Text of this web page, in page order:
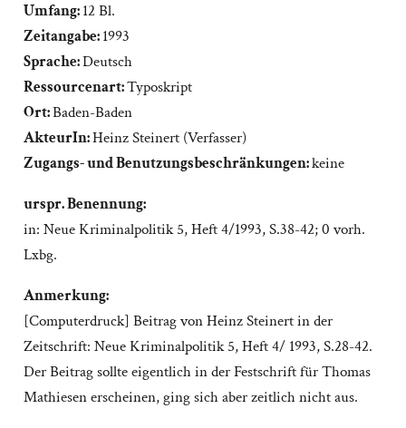
Umfang:12 Bl.
Zeitangabe:1993
Sprache:Deutsch
Ressourcenart:Typoskript
Ort:Baden-Baden
AkteurIn:Heinz Steinert (Verfasser)
Zugangs- und Benutzungsbeschränkungen:keine
urspr. Benennung:
in: Neue Kriminalpolitik 5, Heft 4/1993, S.38-42; 0 vorh.
Lxbg.
Anmerkung:
[Computerdruck] Beitrag von Heinz Steinert in der
Zeitschrift: Neue Kriminalpolitik 5, Heft 4/ 1993, S.28-42.
Der Beitrag sollte eigentlich in der Festschrift für Thomas
Mathiesen erscheinen, ging sich aber zeitlich nicht aus.